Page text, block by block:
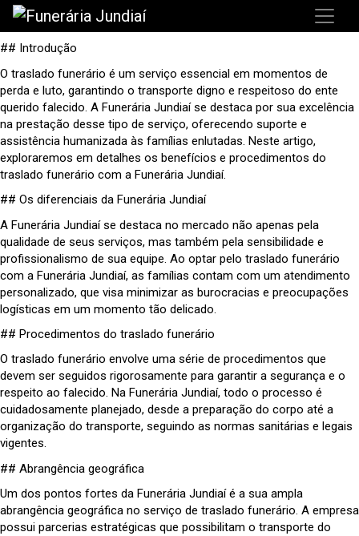
## Introdução
O traslado funerário é um serviço essencial em momentos de
perda e luto, garantindo o transporte digno e respeitoso do ente
querido falecido. A Funerária Jundiaí se destaca por sua excelência
na prestação desse tipo de serviço, oferecendo suporte e
assistência humanizada às famílias enlutadas. Neste artigo,
exploraremos em detalhes os benefícios e procedimentos do
traslado funerário com a Funerária Jundiaí.
## Os diferenciais da Funerária Jundiaí
A Funerária Jundiaí se destaca no mercado não apenas pela
qualidade de seus serviços, mas também pela sensibilidade e
profissionalismo de sua equipe. Ao optar pelo traslado funerário
com a Funerária Jundiaí, as famílias contam com um atendimento
personalizado, que visa minimizar as burocracias e preocupações
logísticas em um momento tão delicado.
## Procedimentos do traslado funerário
O traslado funerário envolve uma série de procedimentos que
devem ser seguidos rigorosamente para garantir a segurança e o
respeito ao falecido. Na Funerária Jundiaí, todo o processo é
cuidadosamente planejado, desde a preparação do corpo até a
organização do transporte, seguindo as normas sanitárias e legais
vigentes.
## Abrangência geográfica
Um dos pontos fortes da Funerária Jundiaí é a sua ampla
abrangência geográfica no serviço de traslado funerário. A empresa
possui parcerias estratégicas que possibilitam o transporte do